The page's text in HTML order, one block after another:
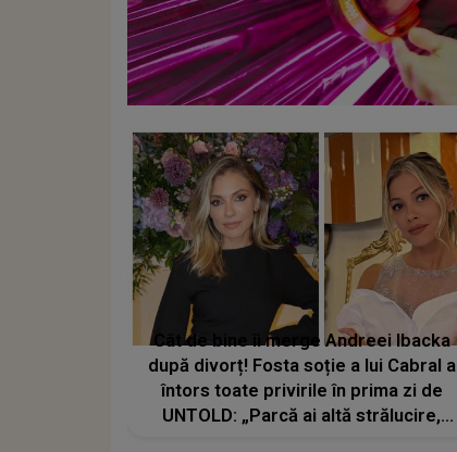
Cât de bine îi merge Andreei Ibacka
după divorț! Fosta soție a lui Cabral a
întors toate privirile în prima zi de
UNTOLD: „Parcă ai altă strălucire,